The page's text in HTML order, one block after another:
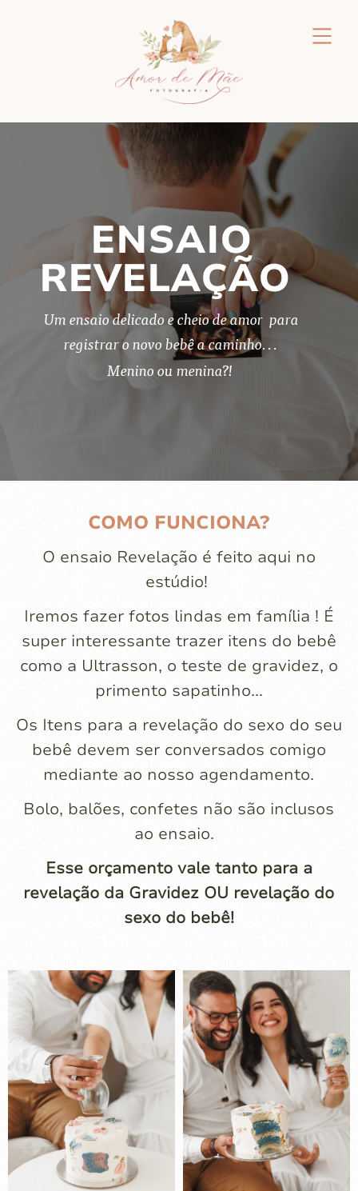
ENSAIO
REVELAÇÃO
Um ensaio delicado e cheio de amor para
registrar o novo bebê a caminho...
Menino ou menina?!
COMO FUNCIONA?
O ensaio Revelação é feito aqui no
estúdio!
Iremos fazer fotos lindas em família ! É
super interessante trazer itens do bebê
como a Ultrasson, o teste de gravidez, o
primento sapatinho...
Os Itens para a revelação do sexo do seu
bebê devem ser conversados comigo
mediante ao nosso agendamento.
Bolo, balões, confetes não são inclusos
ao ensaio.
Esse orçamento vale tanto para a
revelação da Gravidez OU revelação do
sexo do bebê!